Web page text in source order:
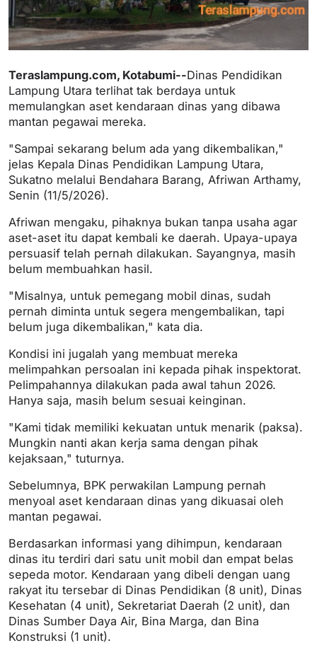
Teraslampung.com, Kotabumi--Dinas Pendidikan
Lampung Utara terlihat tak berdaya untuk
memulangkan aset kendaraan dinas yang dibawa
mantan pegawai mereka.
"Sampai sekarang belum ada yang dikembalikan,"
jelas Kepala Dinas Pendidikan Lampung Utara,
Sukatno melalui Bendahara Barang, Afriwan Arthamy,
Senin (11/5/2026).
Afriwan mengaku, pihaknya bukan tanpa usaha agar
aset-aset itu dapat kembali ke daerah. Upaya-upaya
persuasif telah pernah dilakukan. Sayangnya, masih
belum membuahkan hasil.
"Misalnya, untuk pemegang mobil dinas, sudah
pernah diminta untuk segera mengembalikan, tapi
belum juga dikembalikan," kata dia.
Kondisi ini jugalah yang membuat mereka
melimpahkan persoalan ini kepada pihak inspektorat.
Pelimpahannya dilakukan pada awal tahun 2026.
Hanya saja, masih belum sesuai keinginan.
"Kami tidak memiliki kekuatan untuk menarik (paksa).
Mungkin nanti akan kerja sama dengan pihak
kejaksaan," tuturnya.
Sebelumnya, BPK perwakilan Lampung pernah
menyoal aset kendaraan dinas yang dikuasai oleh
mantan pegawai.
Berdasarkan informasi yang dihimpun, kendaraan
dinas itu terdiri dari satu unit mobil dan empat belas
sepeda motor. Kendaraan yang dibeli dengan uang
rakyat itu tersebar di Dinas Pendidikan (8 unit), Dinas
Kesehatan (4 unit), Sekretariat Daerah (2 unit), dan
Dinas Sumber Daya Air, Bina Marga, dan Bina
Konstruksi (1 unit).